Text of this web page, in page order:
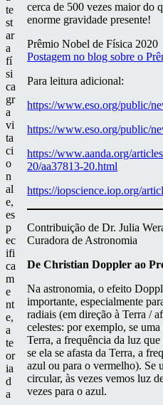
te
st
ar
a
fí
si
ca
gr
a
vi
ta
ci
o
n
al
e,
es
p
ec
ifi
ca
m
e
nt
e,
a
te
or
ia
d
a
cerca de 500 vezes maior do
enorme gravidade presente!
Prêmio Nobel de Física 2020
Postagem no blog sobre o
Para leitura adicional:
https://www.eso.org/public/
https://www.eso.org/public/
https://www.aanda.org/
20/aa37813-20.html
https://iopscience.iop.org/
Contribuição de Dr. Julia
Curadora de Astronomia
De Christian Doppler ao
Na astronomia, o efeito
importante, especialmente
radiais (em direção à Terra /
celestes: por exemplo, se
Terra, a frequência da luz que
se ela se afasta da Terra, a
azul ou para o vermelho). Se
circular, às vezes vemos luz
vezes para o azul.